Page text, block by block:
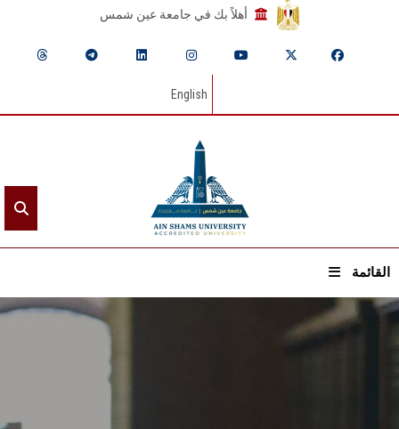
أهلاً بك في جامعة عين شمس
English
القائمة
القطاعـات